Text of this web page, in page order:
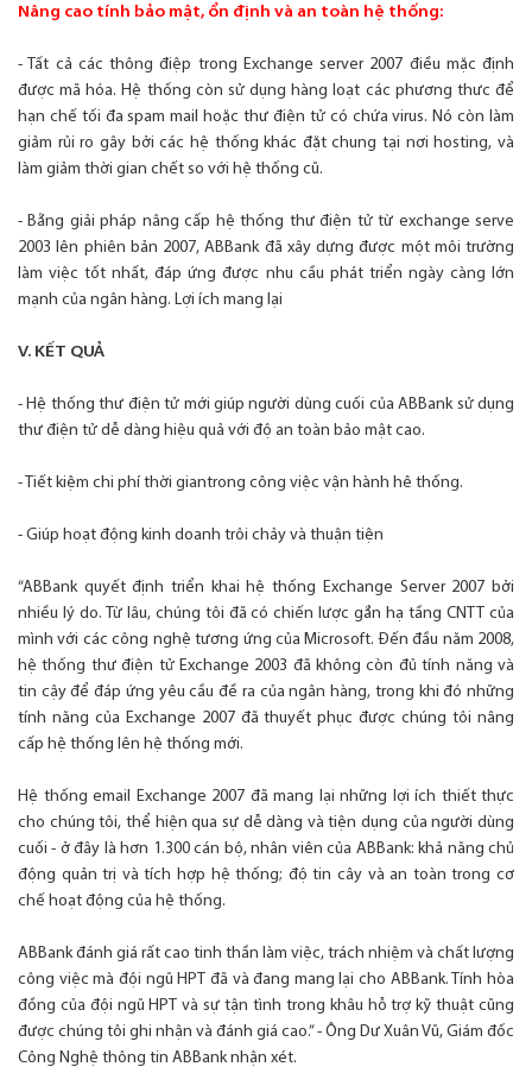
Nâng cao tính bảo mật, ổn định và an toàn hệ thống:
- Tất cả các thông điệp trong Exchange server 2007 điều mặc định
được mã hóa. Hệ thống còn sử dụng hàng loạt các phương thưc để
hạn chế tối đa spam mail hoặc thư điện tử có chứa virus. Nó còn làm
giảm rủi ro gây bởi các hệ thống khác đặt chung tại nơi hosting, và
làm giảm thời gian chết so với hệ thống cũ.
- Bằng giải pháp nâng cấp hệ thống thư điện tử từ exchange serve
2003 lên phiên bản 2007, ABBank đã xây dựng được một môi trường
làm việc tốt nhất, đáp ứng được nhu cầu phát triển ngày càng lớn
mạnh của ngân hàng. Lợi ích mang lại
V. KẾT QUẢ
- Hệ thống thư điện tử mới giúp người dùng cuối của ABBank sử dụng
thư điện tử dễ dàng hiệu quả với độ an toàn bảo mật cao.
- Tiết kiệm chi phí thời giantrong công việc vận hành hê thống.
- Giúp hoạt động kinh doanh trôi chảy và thuận tiện
“ABBank quyết định triển khai hệ thống Exchange Server 2007 bởi
nhiều lý do. Từ lâu, chúng tôi đã có chiến lược gắn hạ tầng CNTT của
mình với các công nghệ tương ứng của Microsoft. Đến đầu năm 2008,
hệ thống thư điện tử Exchange 2003 đã không còn đủ tính năng và
tin cậy để đáp ứng yêu cầu đề ra của ngân hàng, trong khi đó những
tính năng của Exchange 2007 đã thuyết phục được chúng tôi nâng
cấp hệ thống lên hệ thống mới.
Hệ thống email Exchange 2007 đã mang lại những lợi ích thiết thực
cho chúng tôi, thể hiện qua sự dễ dàng và tiện dụng của người dùng
cuối - ở đây là hơn 1.300 cán bộ, nhân viên của ABBank: khả năng chủ
động quản trị và tích hợp hệ thống; độ tin cây và an toàn trong cơ
chế hoạt động của hệ thống.
ABBank đánh giá rất cao tinh thần làm việc, trách nhiệm và chất lượng
công việc mà đội ngũ HPT đã và đang mang lại cho ABBank. Tính hòa
đồng của đội ngũ HPT và sự tận tình trong khâu hỗ trợ kỹ thuật cũng
được chúng tôi ghi nhận và đánh giá cao.” - Ông Dư Xuân Vũ, Giám đốc
Công Nghệ thông tin ABBank nhận xét.